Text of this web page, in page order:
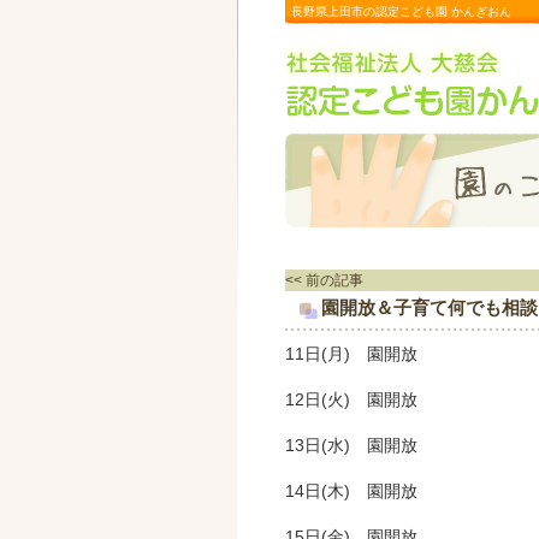
長野県上田市の認定こども園 かんぎおん
<< 前の記事
園開放＆子育て何でも相
11日(月) 園開放
12日(火) 園開放
13日(水) 園開放
14日(木) 園開放